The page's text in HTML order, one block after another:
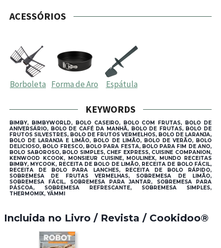
ACESSÓRIOS
Borboleta Forma de Aro Espátula
KEYWORDS
BIMBY, BIMBYWORLD, BOLO CASEIRO, BOLO COM FRUTAS, BOLO DE
ANIVERSÁRIO, BOLO DE CAFÉ DA MANHÃ, BOLO DE FRUTAS, BOLO DE
FRUTOS SILVESTRES, BOLO DE FRUTOS VERMELHOS, BOLO DE LARANJA,
BOLO DE LARANJA E LIMÃO, BOLO DE LIMÃO, BOLO DE VERÃO, BOLO
DELICIOSO, BOLO FRESCO, BOLO PARA FESTA, BOLO PARA FIM DE ANO,
BOLO SABOROSO, BOLO SIMPLES, CHEF EXPRESS, CUISINE COMPANION,
KENWOOD KCOOK, MONSIEUR CUISINE, MOULINEX, MUNDO RECEITAS
BIMBY, MYCOOK, RECEITA DE BOLO DE LIMÃO, RECEITA DE BOLO FÁCIL,
RECEITA DE BOLO PARA LANCHES, RECEITA DE BOLO RÁPIDO,
SOBREMESA DE FRUTAS VERMELHAS, SOBREMESA DE LIMÃO,
SOBREMESA FÁCIL, SOBREMESA PARA JANTAR, SOBREMESA PARA
PÁSCOA, SOBREMESA REFRESCANTE, SOBREMESA SIMPLES,
THERMOMIX, YÄMMI
Incluida no Livro / Revista / Cookidoo®